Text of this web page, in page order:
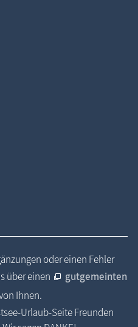
oder einen Fehler
über einen
gutgemeinten
Ihnen.
Urlaub-Seite Freunden